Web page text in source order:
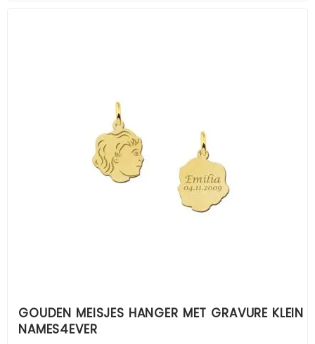
GOUDEN MEISJES HANGER MET GRAVURE KLEIN
NAMES4EVER